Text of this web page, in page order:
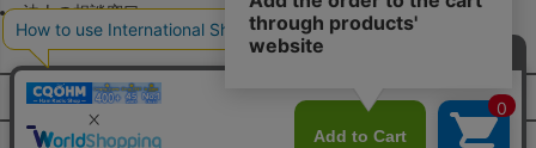
法人の相談窓口
メールマガジン登録
FAQ・お問い合わせ